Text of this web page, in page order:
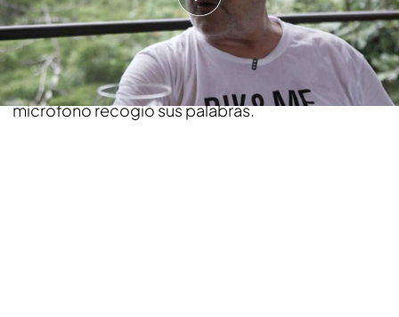
que la última aventura era descender por una
cascada de 50 metros haciendo rapel. El actor no
dijo que no directamente, pero lecomentó a su
mujer que no quería seguir adelante y el
micrófono recogió sus palabras.